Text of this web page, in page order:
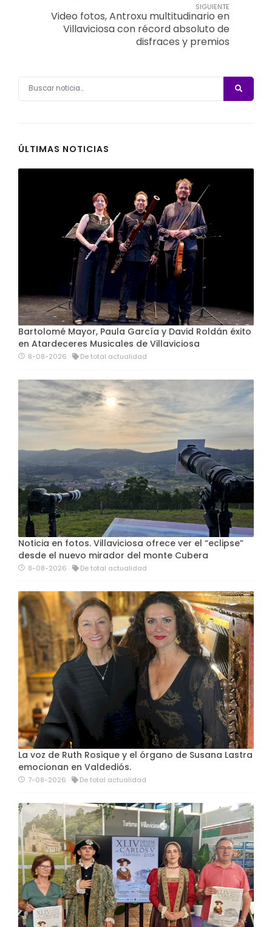
SIGUIENTE
Video fotos, Antroxu multitudinario en
Villaviciosa con récord absoluto de
disfraces y premios
ÚLTIMAS NOTICIAS
Bartolomé Mayor, Paula García y David Roldán éxito
en Atardeceres Musicales de Villaviciosa
8-08-2026 De total actualidad
Noticia en fotos. Villaviciosa ofrece ver el “eclipse”
desde el nuevo mirador del monte Cubera
8-08-2026 De total actualidad
La voz de Ruth Rosique y el órgano de Susana Lastra
emocionan en Valdediós.
7-08-2026 De total actualidad